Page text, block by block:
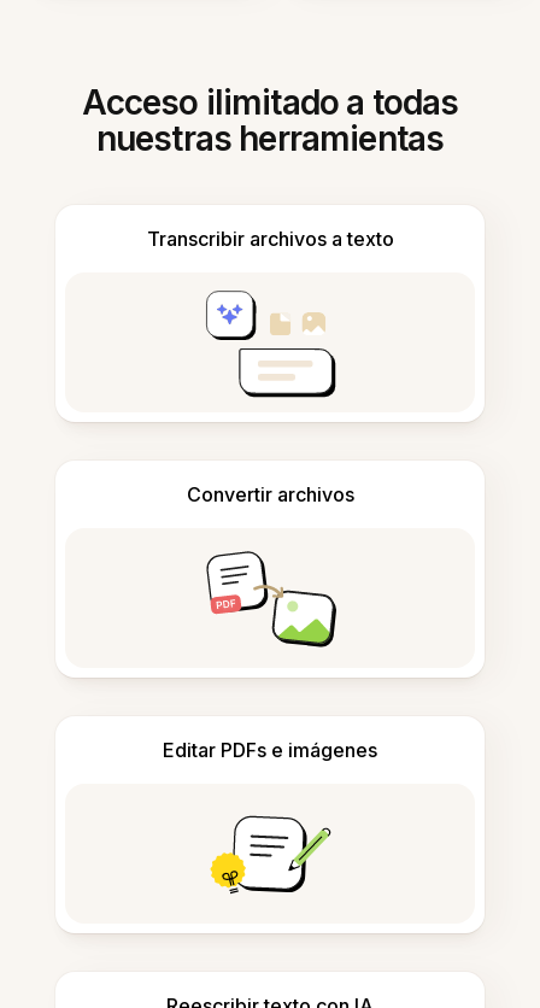
Acceso ilimitado a todas
nuestras herramientas
Transcribir archivos a texto
Convertir archivos
Editar PDFs e imágenes